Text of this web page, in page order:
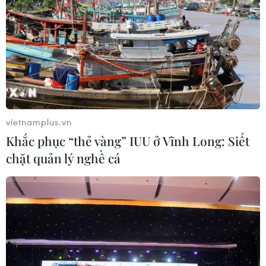
dừng mở bán vé nội địa
28/09/2021 03:02
Cục Hàng không Việt Nam đã có Công văn số
3706/CHK-VTHK về việc tiếp tục thực hiện việc hạn chế
số lượng chuyến bay từ các tỉnh, thành phố thực hiện
Chỉ thị số 16/CT-TTg ngày 31/3/2020 của Thủ tướng.
vietnamplus.vn
Khắc phục “thẻ vàng” IUU ở Vĩnh Long: Siết
chặt quản lý nghề cá